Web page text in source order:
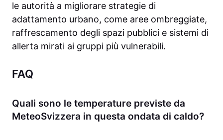
le autorità a migliorare strategie di
adattamento urbano, come aree ombreggiate,
raffrescamento degli spazi pubblici e sistemi di
allerta mirati ai gruppi più vulnerabili.
FAQ
Quali sono le temperature previste da
MeteoSvizzera in questa ondata di caldo?